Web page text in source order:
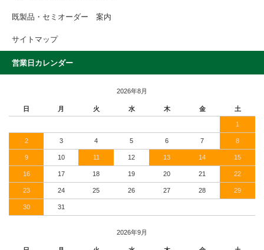
既製品・セミオーダー 案内
サイトマップ
営業日カレンダー
2026年8月
日 月 火 水 木 金 土
1
2 3 4 5 6 7 8
9 10 11 12 13 14 15
16 17 18 19 20 21 22
23 24 25 26 27 28 29
30 31
2026年9月